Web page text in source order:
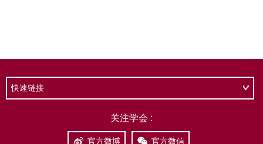
快速链接
关注学会 :
官方微博 官方微信